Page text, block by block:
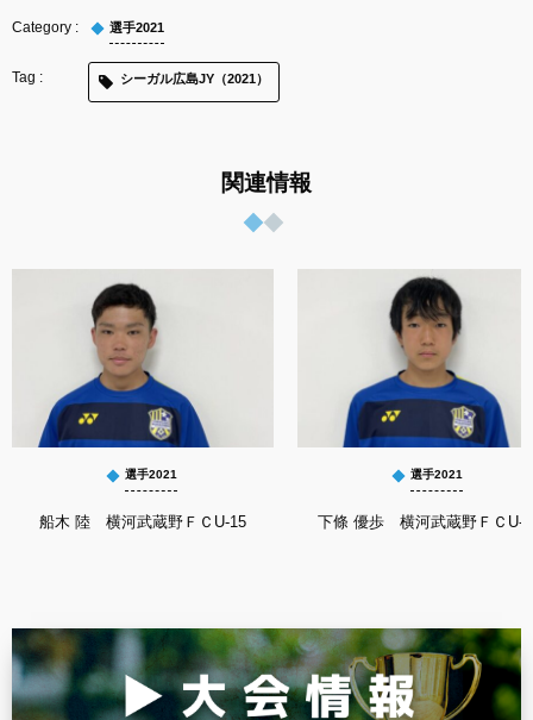
選手2021
シーガル広島JY（2021）
関連情報
選手2021
船木 陸 横河武蔵野ＦＣU-15
選手2021
下條 優歩 横河武蔵野ＦＣU-